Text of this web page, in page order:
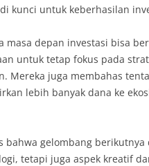
kunci untuk keberhasilan
masa depan investasi bisa
untuk tetap fokus pada
Mereka juga membahas
lebih banyak dana ke
bahwa gelombang berikutnya
tetapi juga aspek kreatif